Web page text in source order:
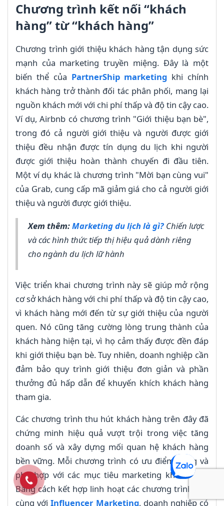
Chương trình kết nối “khách
hàng” từ “khách hàng”
Chương trình giới thiệu khách hàng tận dụng sức
mạnh của marketing truyền miệng. Đây là một
biến thể của PartnerShip marketing khi chính
khách hàng trở thành đối tác phân phối, mang lại
nguồn khách mới với chi phí thấp và độ tin cậy cao.
Ví dụ, Airbnb có chương trình "Giới thiệu bạn bè",
trong đó cả người giới thiệu và người được giới
thiệu đều nhận được tín dụng du lịch khi người
được giới thiệu hoàn thành chuyến đi đầu tiên.
Một ví dụ khác là chương trình "Mời bạn cùng vui"
của Grab, cung cấp mã giảm giá cho cả người giới
thiệu và người được giới thiệu.
Xem thêm:Marketing du lịch là gì? Chiến lược
và các hình thức tiếp thị hiệu quả dành riêng
cho ngành du lịch lữ hành
Việc triển khai chương trình này sẽ giúp mở rộng
cơ sở khách hàng với chi phí thấp và độ tin cậy cao,
vì khách hàng mới đến từ sự giới thiệu của người
quen. Nó cũng tăng cường lòng trung thành của
khách hàng hiện tại, vì họ cảm thấy được đền đáp
khi giới thiệu bạn bè. Tuy nhiên, doanh nghiệp cần
đảm bảo quy trình giới thiệu đơn giản và phần
thưởng đủ hấp dẫn để khuyến khích khách hàng
tham gia.
Các chương trình thu hút khách hàng trên đây đã
chứng minh hiệu quả vượt trội trong việc tăng
doanh số và xây dựng mối quan hệ khách hàng
bền vững. Mỗi chương trình có ưu điểm riêng và
phù hợp với các mục tiêu marketing khác nhau.
Bằng cách kết hợp linh hoạt các chương trình này
cùng vớiInfluencer Marketing, doanh nghiệp có